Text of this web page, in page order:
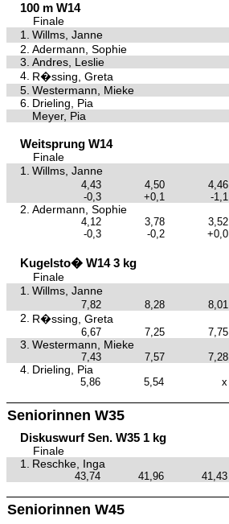
100 m W14
Finale
1.
Willms, Janne
2. Adermann, Sophie
3. Andres, Leslie
4. R�ssing, Greta
5. Westermann, Mieke
6. Drieling, Pia
Meyer, Pia
Weitsprung W14
Finale
1.
Willms, Janne
4,43 4,50 4,46
-0,3
+0,1 -1,1
2. Adermann, Sophie
4,12 3,78 3,52
-0,3
-0,2 +0,0
Kugelsto� W14 3 kg
Finale
1.
Willms, Janne
7,82 8,28 8,01
2. R�ssing, Greta
6,67 7,25 7,75
3. Westermann, Mieke
7,43 7,57 7,28
4. Drieling, Pia
5,86 5,54 x
Seniorinnen W35
Diskuswurf Sen. W35 1 kg
Finale
1.
Reschke, Inga
43,74 41,96 41,43
Seniorinnen W45